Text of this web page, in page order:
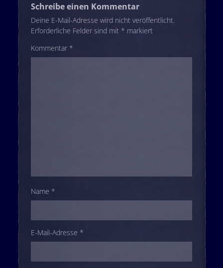
Schreibe einen Kommentar
Deine E-Mail-Adresse wird nicht veröffentlicht.
Erforderliche Felder sind mit * markiert
Kommentar *
Name *
E-Mail-Adresse *